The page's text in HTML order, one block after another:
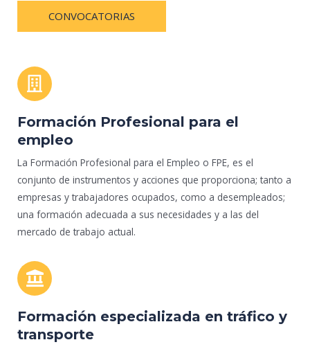
CONVOCATORIAS
Formación Profesional para el
empleo
La Formación Profesional para el Empleo o FPE, es el
conjunto de instrumentos y acciones que proporciona; tanto a
empresas y trabajadores ocupados, como a desempleados;
una formación adecuada a sus necesidades y a las del
mercado de trabajo actual.
Formación especializada en tráfico y
transporte